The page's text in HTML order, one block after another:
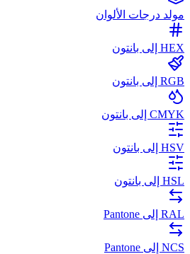
مولد درجات الألوان
HEX إلى بانتون
RGB إلى بانتون
CMYK إلى بانتون
HSV إلى بانتون
HSL إلى بانتون
RAL إلى Pantone
NCS إلى Pantone